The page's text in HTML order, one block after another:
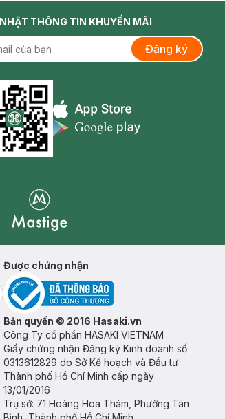
THÔNG TIN KHUYẾN MÃI
Đăng ký
Appstore icon
Được chứng nhận
Bản quyền © 2016 Hasaki.vn
Công Ty cổ phần HASAKI VIETNAM
Giấy chứng nhận Đăng ký Kinh doanh số
0313612829 do Sở Kế hoạch và Đầu tư
Thành phố Hồ Chí Minh cấp ngày
13/01/2016
Trụ sở: 71 Hoàng Hoa Thám, Phường Tân